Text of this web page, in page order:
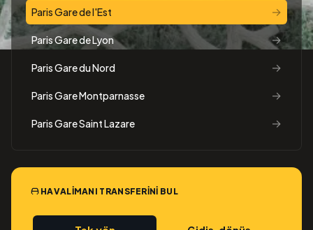
Paris Gare de l'Est →
Paris Gare de Lyon →
Paris Gare du Nord →
Paris Gare Montparnasse →
Paris Gare Saint Lazare →
HAVALIMANI TRANSFERINI BUL